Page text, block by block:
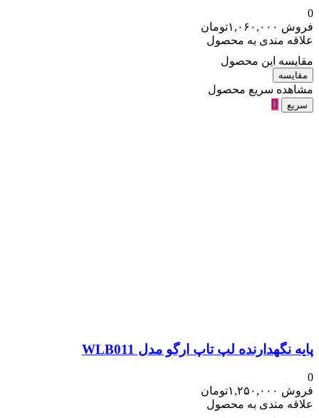
0
فروش ۱,۰۶۰,۰۰۰تومان
علاقه مندی به محصول
مقایسه این محصول
مقایسه
مشاهده سریع محصول
سریع
پایه نگهدارنده لپ تاپ ارگو مدل WLB011
0
فروش ۱,۲۵۰,۰۰۰تومان
علاقه مندی به محصول